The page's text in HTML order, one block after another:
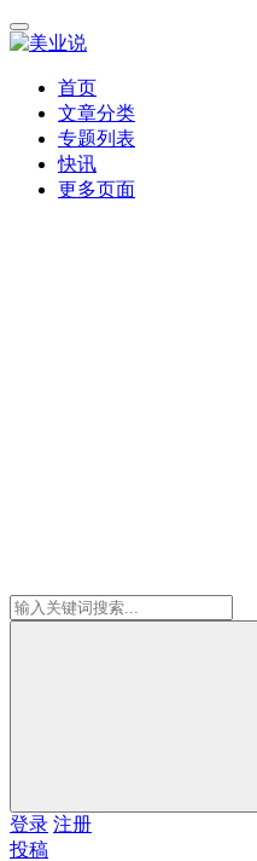
首页
文章分类
专题列表
快讯
更多页面
登录 注册
投稿